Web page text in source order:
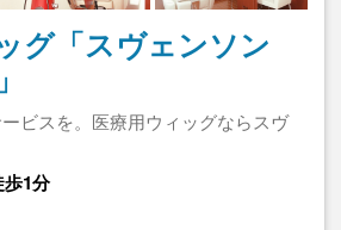
グ「スヴェンソン
ビスを。医療用ウィッグならスヴ
1分